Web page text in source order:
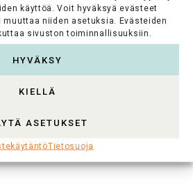
käyttöä. Voit hyväksyä evästeet
muuttaa niiden asetuksia. Evästeiden
sivuston toiminnallisuuksiin.
HYVÄKSY
KIELLÄ
ASETUKSET
Tietosuoja
on korvattava
tehtävässään tahallaan tai
aiheuttanut säätiölle.
toteutuminen edellyttää
laiminlyöntiä.
vahingosta
säätiölakia tai säätiön sääntöjä